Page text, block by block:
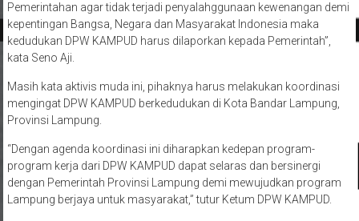
Pemerintahan agar tidak terjadi penyalahggunaan kewenangan demi
kepentingan Bangsa, Negara dan Masyarakat Indonesia maka
kedudukan DPW KAMPUD harus dilaporkan kepada Pemerintah”,
kata Seno Aji.
Masih kata aktivis muda ini, pihaknya harus melakukan koordinasi
mengingat DPW KAMPUD berkedudukan di Kota Bandar Lampung,
Provinsi Lampung.
“Dengan agenda koordinasi ini diharapkan kedepan program-
program kerja dari DPW KAMPUD dapat selaras dan bersinergi
dengan Pemerintah Provinsi Lampung demi mewujudkan program
Lampung berjaya untuk masyarakat,” tutur Ketum DPW KAMPUD.